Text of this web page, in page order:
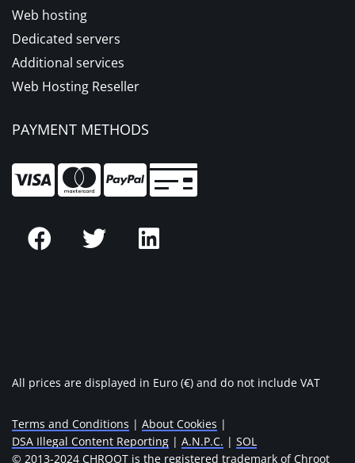
Web hosting
Dedicated servers
Additional services
Web Hosting Reseller
PAYMENT METHODS
All prices are displayed in Euro (€) and do not include VAT
Terms and Conditions | About Cookies |
DSA Illegal Content Reporting | A.N.P.C. | SOL
© 2013-2024 CHROOT is the registered trademark of Chroot